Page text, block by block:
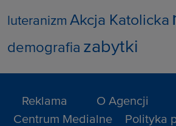
luteranizm Akcja Katolicka
demografia zabytki
Reklama O Agencji
Centrum Medialne
Polityka